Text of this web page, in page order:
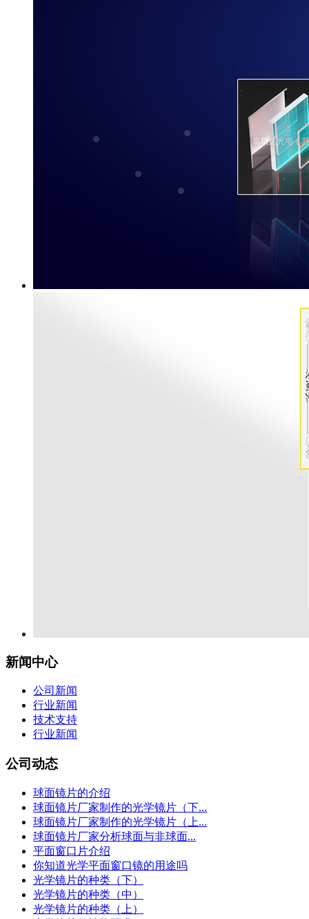
新闻中心
公司新闻
行业新闻
技术支持
行业新闻
公司动态
球面镜片的介绍
球面镜片厂家制作的光学镜片（下...
球面镜片厂家制作的光学镜片（上...
球面镜片厂家分析球面与非球面...
平面窗口片介绍
你知道光学平面窗口镜的用途吗
光学镜片的种类（下）
光学镜片的种类（中）
光学镜片的种类（上）